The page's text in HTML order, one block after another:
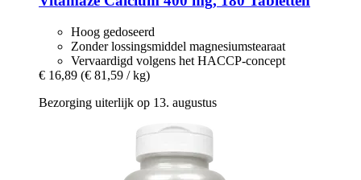
Hoog gedoseerd
Zonder lossingsmiddel magnesiumstearaat
Vervaardigd volgens het HACCP-concept
€ 16,89 (€ 81,59 / kg)
Bezorging uiterlijk op 13. augustus